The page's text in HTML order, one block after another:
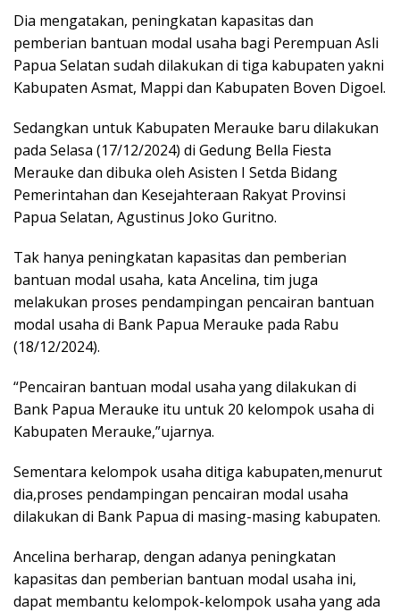
Dia mengatakan, peningkatan kapasitas dan
pemberian bantuan modal usaha bagi Perempuan Asli
Papua Selatan sudah dilakukan di tiga kabupaten yakni
Kabupaten Asmat, Mappi dan Kabupaten Boven Digoel.
Sedangkan untuk Kabupaten Merauke baru dilakukan
pada Selasa (17/12/2024) di Gedung Bella Fiesta
Merauke dan dibuka oleh Asisten I Setda Bidang
Pemerintahan dan Kesejahteraan Rakyat Provinsi
Papua Selatan, Agustinus Joko Guritno.
Tak hanya peningkatan kapasitas dan pemberian
bantuan modal usaha, kata Ancelina, tim juga
melakukan proses pendampingan pencairan bantuan
modal usaha di Bank Papua Merauke pada Rabu
(18/12/2024).
“Pencairan bantuan modal usaha yang dilakukan di
Bank Papua Merauke itu untuk 20 kelompok usaha di
Kabupaten Merauke,”ujarnya.
Sementara kelompok usaha ditiga kabupaten,menurut
dia,proses pendampingan pencairan modal usaha
dilakukan di Bank Papua di masing-masing kabupaten.
Ancelina berharap, dengan adanya peningkatan
kapasitas dan pemberian bantuan modal usaha ini,
dapat membantu kelompok-kelompok usaha yang ada